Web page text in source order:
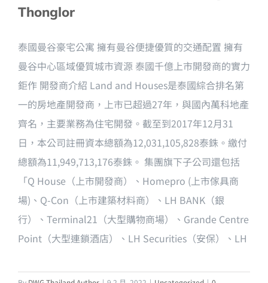
Thonglor
泰國曼谷豪宅公寓 擁有曼谷便捷優質的交通配置 擁有
曼谷中心區域優質城市資源 泰國千億上市開發商的實力
鉅作 開發商介紹 Land and Houses是泰國綜合排名第
一的房地產開發商，上市已超過27年，與國內萬科地產
齊名，主要業務為住宅開發。截至到2017年12月31
日，本公司註冊資本總額為12,031,105,828泰銖。繳付
總額為11,949,713,176泰銖。 集團旗下子公司還包括
「Q House（上市開發商）、Homepro (上市傢具商
場)、Q-Con（上市建築材料商）、LH BANK（銀
行）、Terminal21（大型購物商場）、Grande Centre
Point（大型連鎖酒店）、LH Securities（安保）、LH